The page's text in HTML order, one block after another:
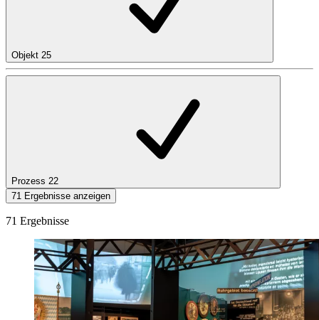
Objekt 25
Prozess 22
71 Ergebnisse anzeigen
71 Ergebnisse